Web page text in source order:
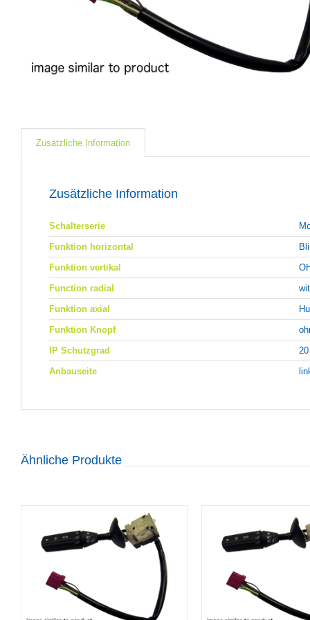
Zusätzliche Information
Zusätzliche Information
Schalterserie
Funktion horizontal
Funktion vertikal
Function radial
Funktion axial
Funktion Knopf
IP Schutzgrad
20
Anbauseite
Ähnliche Produkte